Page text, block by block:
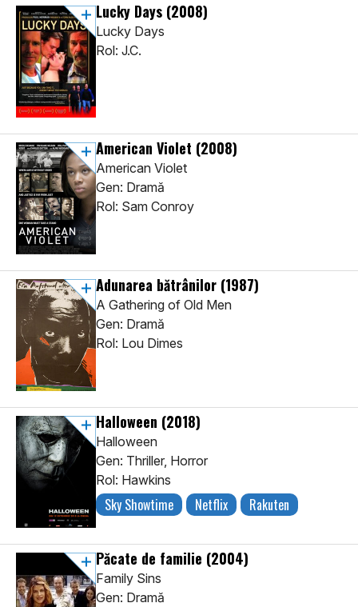
Lucky Days (2008)
Lucky Days
Rol: J.C.
American Violet (2008)
American Violet
Gen: Dramă
Rol: Sam Conroy
Adunarea bătrânilor (1987)
A Gathering of Old Men
Gen: Dramă
Rol: Lou Dimes
Halloween (2018)
Halloween
Gen: Thriller, Horror
Rol: Hawkins
Sky Showtime Netflix Rakuten
Păcate de familie (2004)
Family Sins
Gen: Dramă